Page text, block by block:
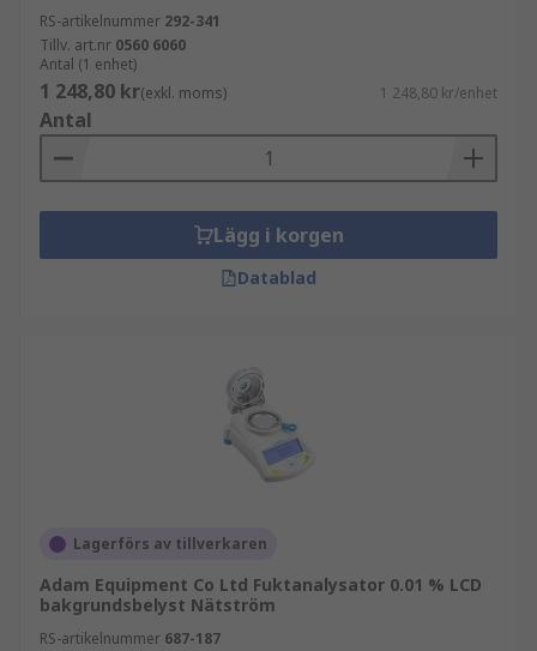
RS-artikelnummer 292-341
Tillv. art.nr 0560 6060
Antal (1 enhet)
1 248,80 kr(exkl. moms) 1 248,80 kr/enhet
Antal
Lägg i korgen
Datablad
Lagerförs av tillverkaren
Adam Equipment Co Ltd Fuktanalysator 0.01 % LCD
bakgrundsbelyst Nätström
RS-artikelnummer 687-187